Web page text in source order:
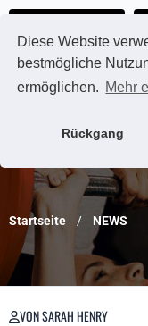
Diese Website
bestmögliche
ermöglichen. Mehr
Rückgang
Startseite NEWS
VON SARAH HENRY